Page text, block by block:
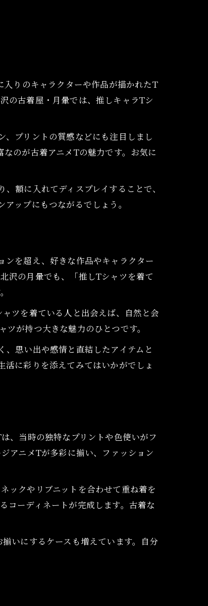
りのキャラクターや作品が描かれたT
の古着屋・月暈では、推しキャラTシ
プリントの質感などにも注目しまし
のが古着アニメTの魅力です。お気に
額に入れてディスプレイすることで、
ップにもつながるでしょう。
ンを超え、好きな作品やキャラクター
沢の月暈でも、「推しTシャツを着て
ツを着ている人と出会えば、自然と会
が持つ大きな魅力のひとつです。
思い出や感情と直結したアイテムと
に彩りを添えてみてはいかがでしょ
、当時の独特なプリントや色使いがフ
アニメTが多彩に揃い、ファッション
ックやリブニットを合わせて重ね着を
コーディネートが完成します。古着な
いにするケースも増えています。自分